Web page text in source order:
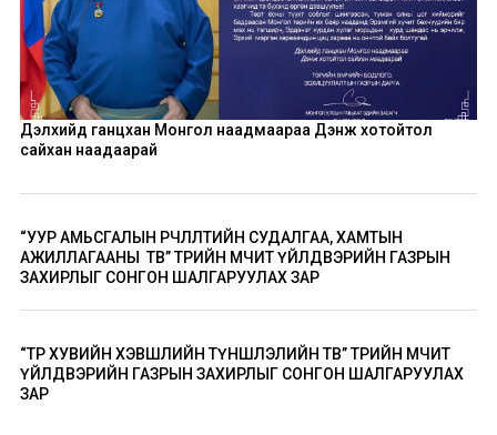
Дэлхийд ганцхан Монгол наадмаараа Дэнж хотойтол
сайхан наадаарай
“УУР АМЬСГАЛЫН ӨӨРЧЛӨЛТИЙН СУДАЛГАА, ХАМТЫН
АЖИЛЛАГААНЫ ТӨВ” ТӨРИЙН ӨМЧИТ ҮЙЛДВЭРИЙН ГАЗРЫН
ЗАХИРЛЫГ СОНГОН ШАЛГАРУУЛАХ ЗАР
“ТӨР ХУВИЙН ХЭВШЛИЙН ТҮНШЛЭЛИЙН ТӨВ” ТӨРИЙН ӨМЧИТ
ҮЙЛДВЭРИЙН ГАЗРЫН ЗАХИРЛЫГ СОНГОН ШАЛГАРУУЛАХ
ЗАР